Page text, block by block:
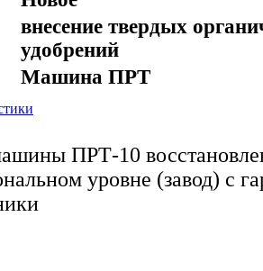
внесение твердых
удобрений
Машина ПРТ
ПРТ-10
уровне (завод) с